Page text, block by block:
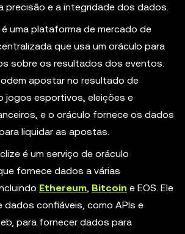
precisão e a integridade dos dados.
uma plataforma de mercado de
que usa um oráculo para
sobre os resultados dos eventos.
apostar no resultado de
jogos esportivos, eleições e
e o oráculo fornece os dados
liquidar as apostas.
é um serviço de oráculo
fornece dados a várias
Ethereum, Bitcoin e EOS. Ele
confiáveis, como APIs e
para fornecer dados para